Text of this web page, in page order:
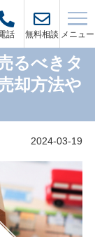
話 無料相談 メニュー
るべきタ
却方法や
2024-03-19